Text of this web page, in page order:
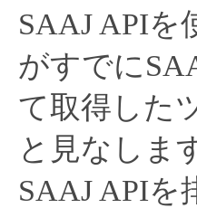
SAAJ API
がすでに
て取得した
と見なしま
SAAJ APIを